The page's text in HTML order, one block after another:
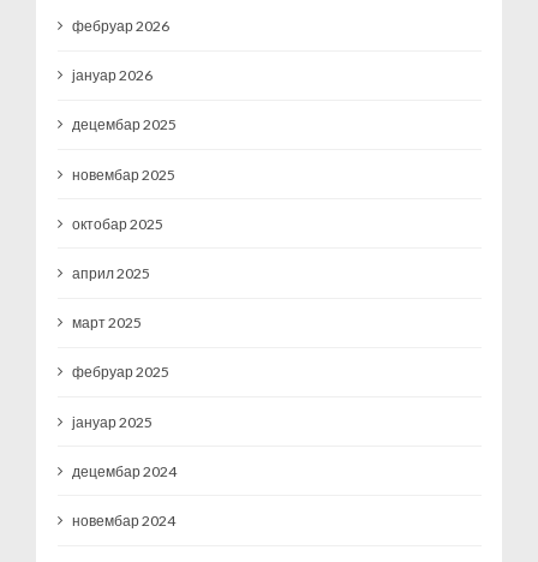
фебруар 2026
јануар 2026
децембар 2025
новембар 2025
октобар 2025
април 2025
март 2025
фебруар 2025
јануар 2025
децембар 2024
новембар 2024